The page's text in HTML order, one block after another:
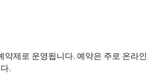
제로 운영됩니다. 예약은 주로 온라인
.